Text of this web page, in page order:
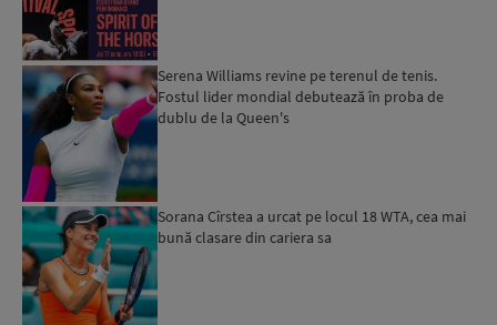
Serena Williams revine pe terenul de tenis.
Fostul lider mondial debutează în proba de
dublu de la Queen's
Sorana Cîrstea a urcat pe locul 18 WTA, cea mai
bună clasare din cariera sa